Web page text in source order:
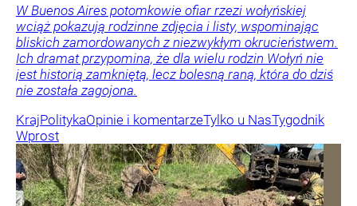
W Buenos Aires potomkowie ofiar rzezi wołyńskiej
wciąż pokazują rodzinne zdjęcia i listy, wspominając
bliskich zamordowanych z niezwykłym okrucieństwem.
Ich dramat przypomina, że dla wielu rodzin Wołyń nie
jest historią zamkniętą, lecz bolesną raną, która do dziś
nie została zagojona.
KrajPolitykaOpinie i komentarzeTylko u NasTygodnik
Wprost